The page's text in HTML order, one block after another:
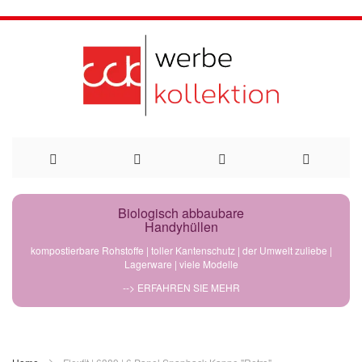
Direkt
Biologisch abbaubare
Handyhüllen
kompostierbare Rohstoffe | toller Kantenschutz | der Umwelt zuliebe |
Lagerware | viele Modelle
--> ERFAHREN SIE MEHR